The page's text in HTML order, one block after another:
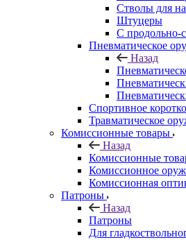
Стволы для
Штуцеры
С продольно-
Пневматическое
Назад
Спортивное
Травматическое
Комиссионные товары
Назад
Комиссионные
Комиссионное
Комиссионная
Патроны
Назад
Патроны
Для